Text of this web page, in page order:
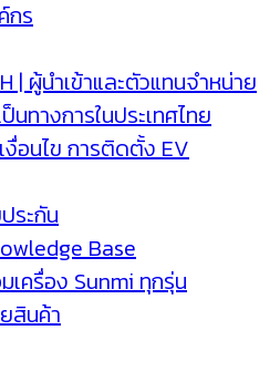
กร
| ผู้นำเข้าและตัวแทนจำหน่าย
นทางการในประเทศไทย
งื่อนไข การติดตั้ง EV
ระกัน
Base
เครื่อง Sunmi ทุกรุ่น
สินค้า